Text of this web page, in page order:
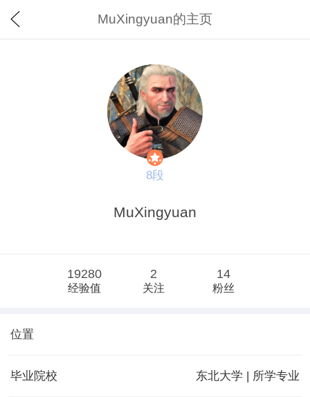
MuXingyuan的主页
8段
MuXingyuan
19280
经验值
2
关注
14
粉丝
位置
毕业院校 东北大学 | 所学专业